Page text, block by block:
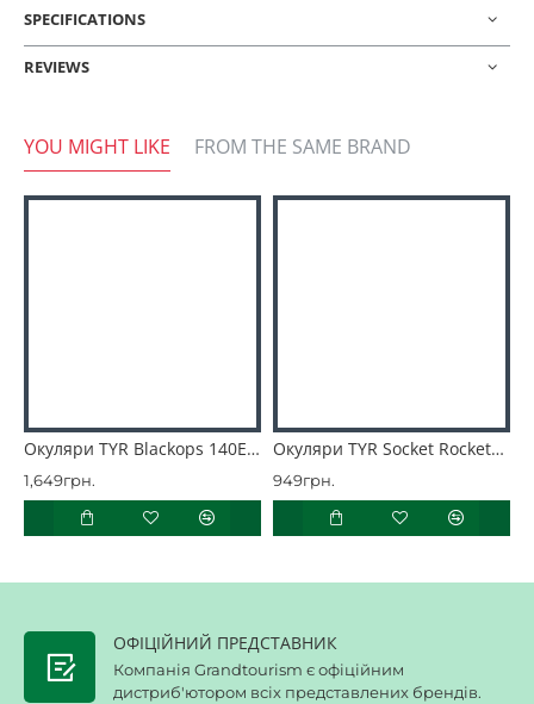
SPECIFICATIONS
REVIEWS
YOU MIGHT LIKE FROM THE SAME BRAND
Окуляри TYR Blackops 140EV Mirrored
1,649грн.
Окуляри TYR Socket Rockets 2.0
949грн.
ОФІЦІЙНИЙ ПРЕДСТАВНИК
Компанія Grandtourism є офіційним
дистриб'ютором всіх представлених брендів.